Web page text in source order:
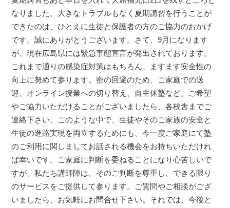
なりました。大きなトラブルもなく夏期講習を行うことが
できたのは、ひとえに生徒と保護者の方のご協力のおかげ
です。誠にありがとうございます。さて、9月になります
が、現在広島県には緊急事態宣言が発出されております。
これまで通りの感染症対策はもちろん、ますます安全性の
向上に努めて参ります。密の回避のため、ご家庭での送
迎、オンライン授業への切り替え、自主休塾など、ご希望
やご協力いただけることがございましたら、各校舎までご
連絡下さい。このような中で、生徒やそのご家族の安全と
生徒の進路実現を両立するためにも、今一度ご家庭にて塾
のご利用に関しましてお話される機会をお持ちいただけれ
ば幸いです。ご家庭に判断を委ねることになり心苦しいで
すが、私たち講師陣は、そのご判断を尊重し、できる限り
のサービスをご提供して参ります。ご質問やご相談がござ
いましたら、お気軽にお問合せ下さい。それでは、今後と